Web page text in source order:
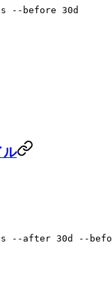
--before 30d
ル
--after 30d --